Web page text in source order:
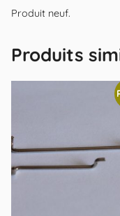
Produit neuf.
Produits